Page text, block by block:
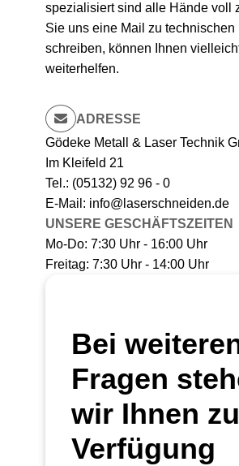
spezialisiert sind alle Hände voll
Sie uns eine Mail zu technischen
schreiben, können Ihnen
weiterhelfen.
ADRESSE
Gödeke Metall & Laser Technik
Im Kleifeld 21
Tel.: (05132) 92 96 - 0
E-Mail: info@laserschneiden.de
UNSERE GESCHÄFTSZEITEN
Mo-Do: 7:30 Uhr - 16:00 Uhr
Freitag: 7:30 Uhr - 14:00 Uhr
Bei
Fragen
wir Ihnen
Verfügung